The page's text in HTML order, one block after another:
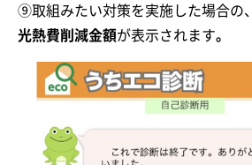
⑨取組みたい対策を実施した場合の、
光熱費削減金額が表示されます。